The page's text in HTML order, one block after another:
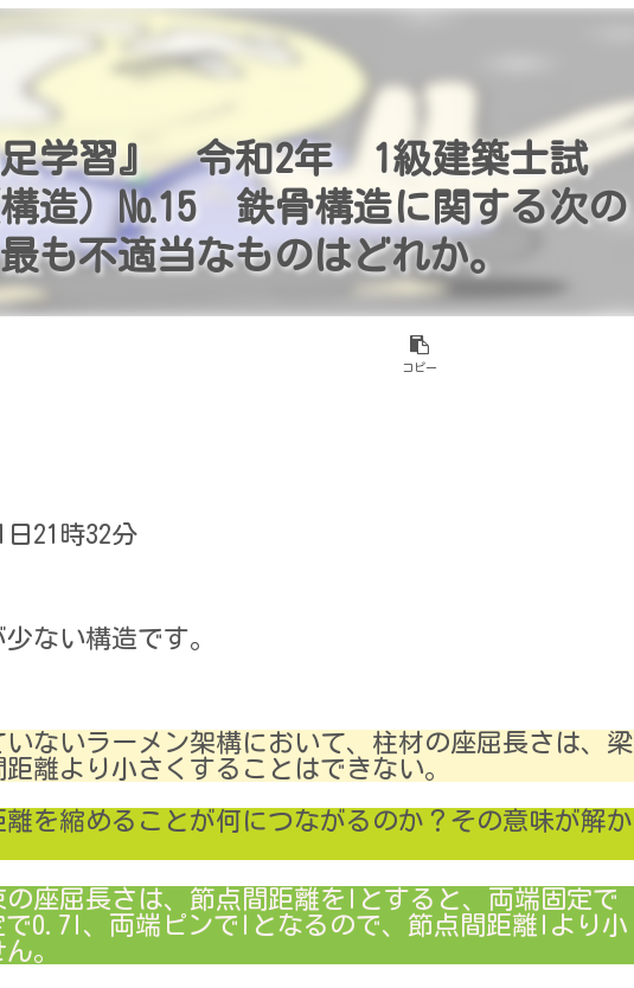
足学習』 令和2年 1級建築士試
造）№15 鉄骨構造に関する次の
も不適当なものはどれか。
コピー
日21時32分
ない構造です。
ないラーメン架構において、柱材の座屈長さは、梁
離より小さくすることはできない。
を縮めることが何につながるのか？その意味が解か
座屈長さは、節点間距離をlとすると、両端固定で
0.7l、両端ピンでlとなるので、節点間距離lより小
。